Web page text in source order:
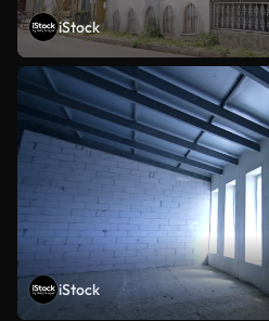
iStock
iStock